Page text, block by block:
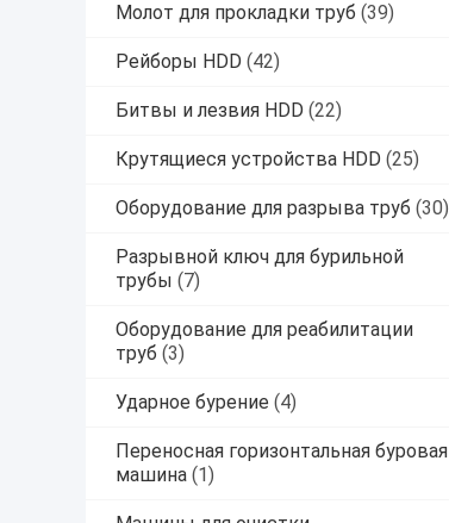
Молот для прокладки труб (39)
Рейборы HDD (42)
Битвы и лезвия HDD (22)
Крутящиеся устройства HDD (25)
Оборудование для разрыва труб (30)
Разрывной ключ для бурильной
трубы (7)
Оборудование для реабилитации
труб (3)
Ударное бурение (4)
Переносная горизонтальная буровая
машина (1)